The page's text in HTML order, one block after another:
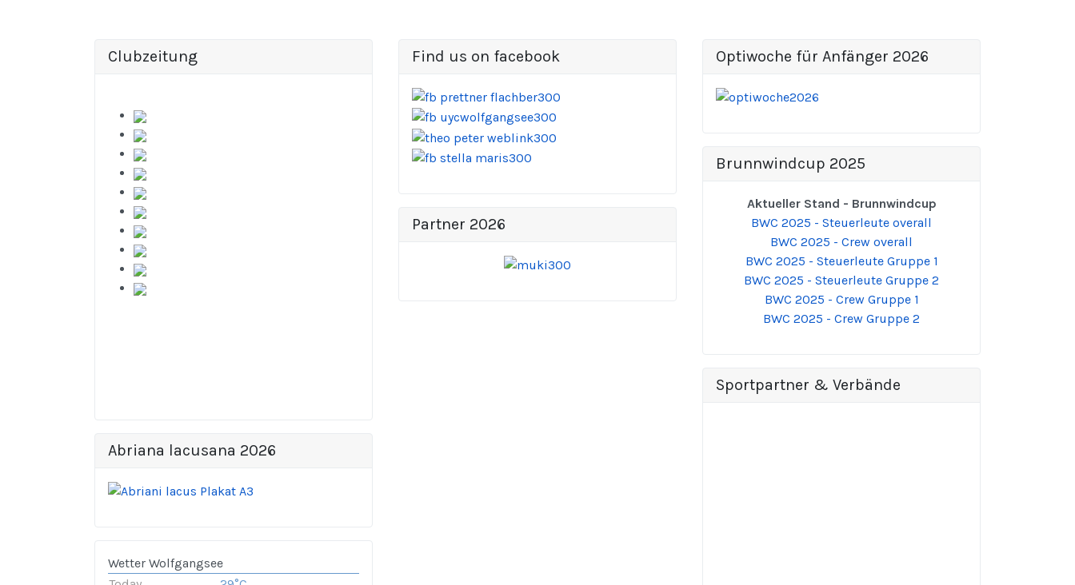
Clubzeitung
Abriana lacusana 2026
Wetter Wolfgangsee
Find us on facebook
Partner 2026
Optiwoche für Anfänger 2026
Brunnwindcup 2025
Aktueller Stand - Brunnwindcup
BWC 2025 - Steuerleute overall
BWC 2025 - Crew overall
BWC 2025 - Steuerleute Gruppe 1
BWC 2025 - Steuerleute Gruppe 2
BWC 2025 - Crew Gruppe 1
BWC 2025 - Crew Gruppe 2
Sportpartner & Verbände